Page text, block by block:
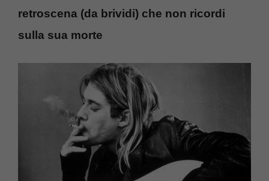
retroscena (da brividi) che non ricordi
sulla sua morte